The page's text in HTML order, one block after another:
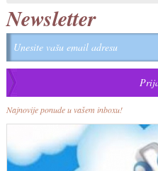
Newsletter
Najnovije ponude u vašem inboxu!